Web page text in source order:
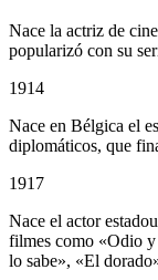
Nace la actriz de
popularizó con su
1914
Nace en Bélgica el
diplomáticos, que
1917
Nace el actor
filmes como «Odio
lo sabe», «El